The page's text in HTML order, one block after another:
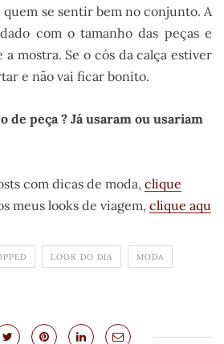
quem se sentir bem no conjunto. A
com o tamanho das peças e
mostra. Se o cós da calça estiver
e não vai ficar bonito.
de peça ? Já usaram ou usariam
com dicas de moda, clique
meus looks de viagem, clique aqu
LOOK DO DIA MODA